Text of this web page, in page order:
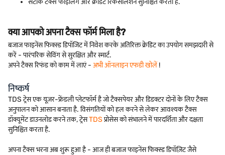
सटीक टैक्स फाइलिंग और क्रेडिट रिकंसीलेशन सुनिश्चित करता है.
क्या आपको अपना टैक्स फॉर्म मिला है?
बजाज फाइनेंस फिक्स्ड डिपॉजिट में निवेश करके अतिरिक्त क्रेडिट का उपयोग समझदारी से
करें - पारंपरिक सेविंग से सुरक्षित और स्मार्ट.
अपने टैक्स रिफंड को काम में लाएं - अभी ऑनलाइन एफडी खोलें !
निष्कर्ष
TDS ट्रेस एक यूज़र-फ्रेंडली प्लेटफॉर्म है जो टैक्सपेयर और डिडक्टर दोनों के लिए टैक्स
अनुपालन को आसान बनाता है. विसंगतियों को हल करने से लेकर आवश्यक टैक्स
डॉक्यूमेंट डाउनलोड करने तक, ट्रेसTDSप्रोसेस को संभालने में पारदर्शिता और दक्षता
सुनिश्चित करता है.
अपना टैक्स भरना अब शुरू हुआ है - आज ही बजाज फाइनेंस फिक्स्ड डिपॉज़िट जैसे